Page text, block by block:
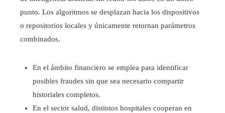
punto. Los algoritmos se desplazan hacia los dispositivos
o repositorios locales y únicamente retornan parámetros
combinados.
En el ámbito financiero se emplea para identificar
posibles fraudes sin que sea necesario compartir
historiales completos.
En el sector salud, distintos hospitales cooperan en